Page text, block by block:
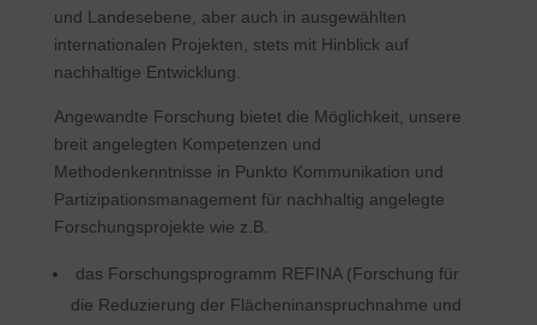
und Landesebene, aber auch in ausgewählten
internationalen Projekten, stets mit Hinblick auf
nachhaltige Entwicklung.
Angewandte Forschung bietet die Möglichkeit, unsere
breit angelegten Kompetenzen und
Methodenkenntnisse in Punkto Kommunikation und
Partizipationsmanagement für nachhaltig angelegte
Forschungsprojekte wie z.B.
das Forschungsprogramm REFINA (Forschung für
die Reduzierung der Flächeninanspruchnahme und